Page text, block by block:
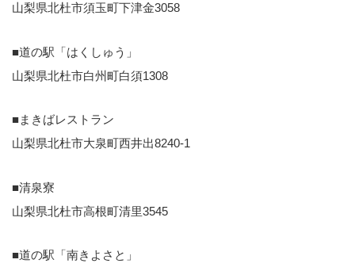
山梨県北杜市須玉町下津金3058
■道の駅「はくしゅう」
山梨県北杜市白州町白須1308
■まきばレストラン
山梨県北杜市大泉町西井出8240-1
■清泉寮
山梨県北杜市高根町清里3545
■道の駅「南きよさと」